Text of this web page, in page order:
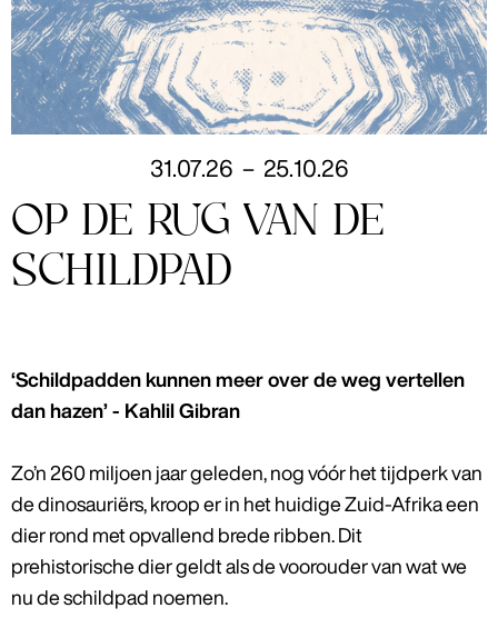
31 07. 26 – 25. 10 26
OP DE RUG VAN DE
SCHILDPAD
‘Schildpadden kunnen meer over de weg vertellen
dan hazen’ - Kahlil Gibran
Zo’n 260 miljoen jaar geleden, nog vóór het tijdperk van
de dinosauriërs, kroop er in het huidige Zuid-Afrika een
dier rond met opvallend brede ribben. Dit
prehistorische dier geldt als de voorouder van wat we
nu de schildpad noemen.